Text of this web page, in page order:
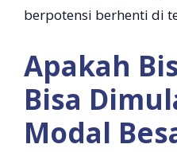
berpotensi berhenti di
Apakah
Bisa
Modal